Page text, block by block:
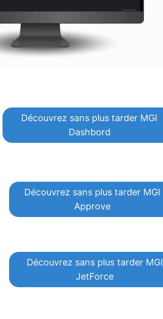
Découvrez sans plus tarder MGI
Dashbord
Découvrez sans plus tarder MGI
Approve
Découvrez sans plus tarder MGI
JetForce